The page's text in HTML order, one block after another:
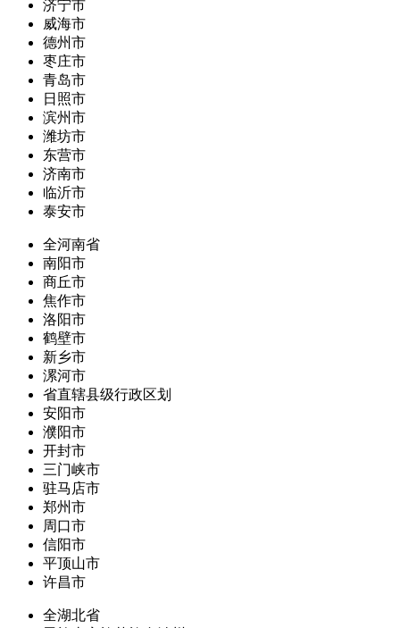
济宁市
威海市
德州市
枣庄市
青岛市
日照市
滨州市
潍坊市
东营市
济南市
临沂市
泰安市
全河南省
南阳市
商丘市
焦作市
洛阳市
鹤壁市
新乡市
漯河市
省直辖县级行政区划
安阳市
濮阳市
开封市
三门峡市
驻马店市
郑州市
周口市
信阳市
平顶山市
许昌市
全湖北省